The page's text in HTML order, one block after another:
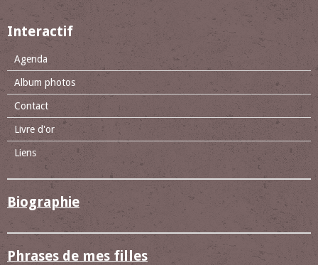
Interactif
Agenda
Album photos
Contact
Livre d'or
Liens
Biographie
Phrases de mes filles